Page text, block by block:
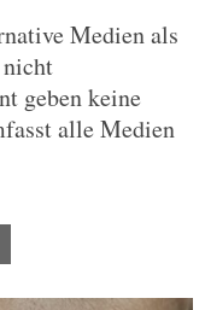
Medien als
geben keine
alle Medien